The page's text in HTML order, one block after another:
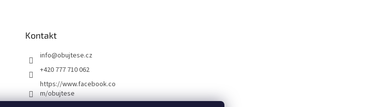
Kontakt
info@obujtese.cz
+420 777 710 062
https://www.facebook.co
m/obujtese